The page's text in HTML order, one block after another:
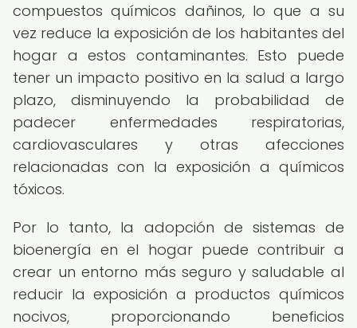
compuestos químicos dañinos, lo que a su
vez reduce la exposición de los habitantes del
hogar a estos contaminantes. Esto puede
tener un impacto positivo en la salud a largo
plazo, disminuyendo la probabilidad de
padecer enfermedades respiratorias,
cardiovasculares y otras afecciones
relacionadas con la exposición a químicos
tóxicos.
Por lo tanto, la adopción de sistemas de
bioenergía en el hogar puede contribuir a
crear un entorno más seguro y saludable al
reducir la exposición a productos químicos
nocivos, proporcionando beneficios